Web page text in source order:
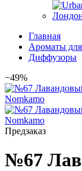
Главная
Ароматы
Диффузоры
−49%
Предзаказ
№67